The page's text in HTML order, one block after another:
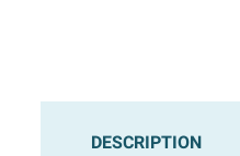
DESCRIPTION